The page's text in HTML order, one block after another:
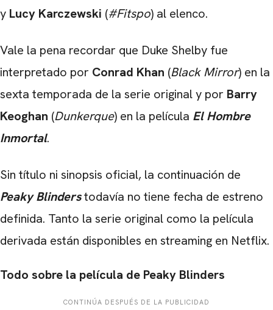
y Lucy Karczewski (#Fitspo) al elenco.
Vale la pena recordar que Duke Shelby fue
interpretado por Conrad Khan (Black Mirror) en la
sexta temporada de la serie original y por Barry
Keoghan (Dunkerque) en la película El Hombre
Inmortal.
Sin título ni sinopsis oficial, la continuación de
Peaky Blinderstodavía no tiene fecha de estreno
definida. Tanto la serie original como la película
derivada están disponibles en streaming en Netflix.
Todo sobre la película de Peaky Blinders
CONTINÚA DESPUÉS DE LA PUBLICIDAD